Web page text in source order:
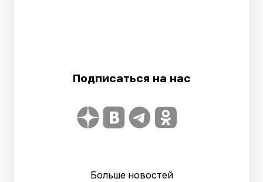
Подписаться на нас
Больше новостей